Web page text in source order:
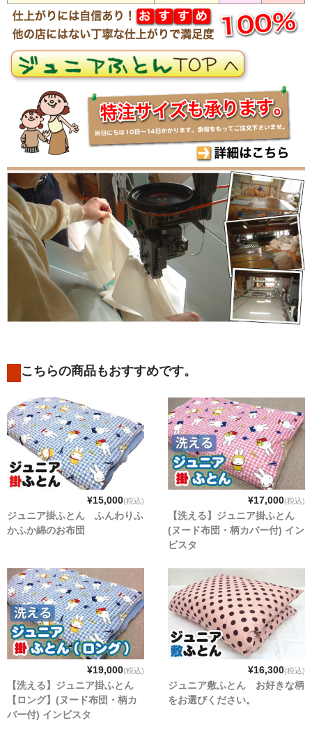
こちらの商品もおすすめです。
¥15,000(税込)
ジュニア掛ふとん ふんわりふ
かふか綿のお布団
¥17,000(税込)
【洗える】ジュニア掛ふとん
(ヌード布団・柄カバー付) イン
ビスタ
¥19,000(税込)
【洗える】ジュニア掛ふとん
【ロング】(ヌード布団・柄カ
バー付) インビスタ
¥16,300(税込)
ジュニア敷ふとん お好きな柄
をお選びください。